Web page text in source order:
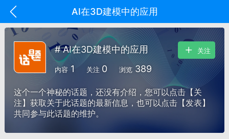
AI在3D建模中的应用
# AI在3D建模中的应用
内容 1 关注 0 浏览 389
关注
这个一个神秘的话题，还没有介绍，您可以点击【关
注】获取关于此话题的最新信息，也可以点击【发表】
共同参与此话题的维护。